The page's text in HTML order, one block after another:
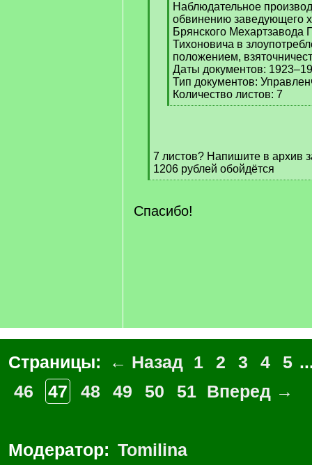
Наблюдательное
обвинению заведующего
Брянского Мехартзавода
Тихоновича в
положением,
Даты документов:
Тип документов:
Количество листов: 7
[
7 листов? Напишите в архив
1206 рублей обойдётся
[
q
]
Спасибо!
Страницы: ← Назад 1 2 3 4 5
46
47 48 49 50 51 Вперед →
Модератор: Tomilina